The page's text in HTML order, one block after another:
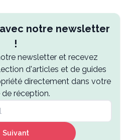
notre newsletter
!
newsletter et recevez
d'articles et de guides
directement dans votre
réception.
Suivant